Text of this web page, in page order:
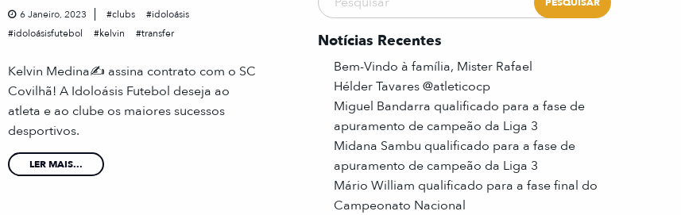
6 Janeiro, 2023 clubs
idoloásis
idoloásisfutebol
kelvin transfer
Kelvin Medina✍️ assina contrato com o SC
Covilhã! A Idoloásis Futebol deseja ao
atleta e ao clube os maiores sucessos
desportivos.
LER MAIS...
Notícias Recentes
Bem-Vindo à família, Mister Rafael
Hélder Tavares @atleticocp
Miguel Bandarra qualificado para a fase de
apuramento de campeão da Liga 3
Midana Sambu qualificado para a fase de
apuramento de campeão da Liga 3
Mário William qualificado para a fase final do
Campeonato Nacional